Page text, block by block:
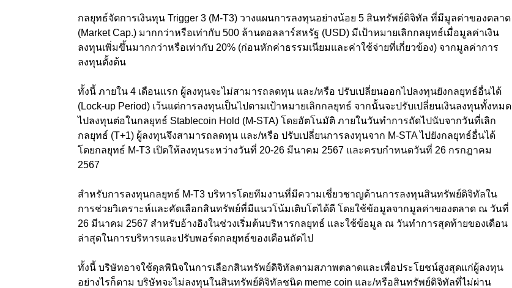
กลยุทธ์จัดการเงินทุน Trigger 3 (M-T3) วางแผนการลงทุนอย่างน้อย 5 สินทรัพย์ดิจิทัล ที่มีมูลค่าของตลาด
(Market Cap.) มากกว่าหรือเท่ากับ 500 ล้านดอลลาร์สหรัฐ (USD) มีเป้าหมายเลิกกลยุทธ์เมื่อมูลค่าเงิน
ลงทุนเพิ่มขึ้นมากกว่าหรือเท่ากับ 20% (ก่อนหักค่าธรรมเนียมและค่าใช้จ่ายที่เกี่ยวข้อง) จากมูลค่าการ
ลงทุนตั้งต้น
ทั้งนี้ ภายใน 4 เดือนแรก ผู้ลงทุนจะไม่สามารถลดทุน และ/หรือ ปรับเปลี่ยนออกไปลงทุนยังกลยุทธ์อื่นได้
(Lock-up Period) เว้นแต่การลงทุนเป็นไปตามเป้าหมายเลิกกลยุทธ์ จากนั้นจะปรับเปลี่ยนเงินลงทุนทั้งหมด
ไปลงทุนต่อในกลยุทธ์ Stablecoin Hold (M-STA) โดยอัตโนมัติ ภายในวันทำการถัดไปนับจากวันที่เลิก
กลยุทธ์ (T+1) ผู้ลงทุนจึงสามารถลดทุน และ/หรือ ปรับเปลี่ยนการลงทุนจาก M-STA ไปยังกลยุทธ์อื่นได้
โดยกลยุทธ์ M-T3 เปิดให้ลงทุนระหว่างวันที่ 20-26 มีนาคม 2567 และครบกำหนดวันที่ 26 กรกฎาคม
2567
สำหรับการลงทุนกลยุทธ์ M-T3 บริหารโดยทีมงานที่มีความเชี่ยวชาญด้านการลงทุนสินทรัพย์ดิจิทัลใน
การช่วยวิเคราะห์และคัดเลือกสินทรัพย์ที่มีแนวโน้มเติบโตได้ดี โดยใช้ข้อมูลจากมูลค่าของตลาด ณ วันที่
26 มีนาคม 2567 สำหรับอ้างอิงในช่วงเริ่มต้นบริหารกลยุทธ์ และใช้ข้อมูล ณ วันทำการสุดท้ายของเดือน
ล่าสุดในการบริหารและปรับพอร์ตกลยุทธ์ของเดือนถัดไป
ทั้งนี้ บริษัทอาจใช้ดุลพินิจในการเลือกสินทรัพย์ดิจิทัลตามสภาพตลาดและเพื่อประโยชน์สูงสุดแก่ผู้ลงทุน
อย่างไรก็ตาม บริษัทจะไม่ลงทุนในสินทรัพย์ดิจิทัลชนิด meme coin และ/หรือสินทรัพย์ดิจิทัลที่ไม่ผ่าน